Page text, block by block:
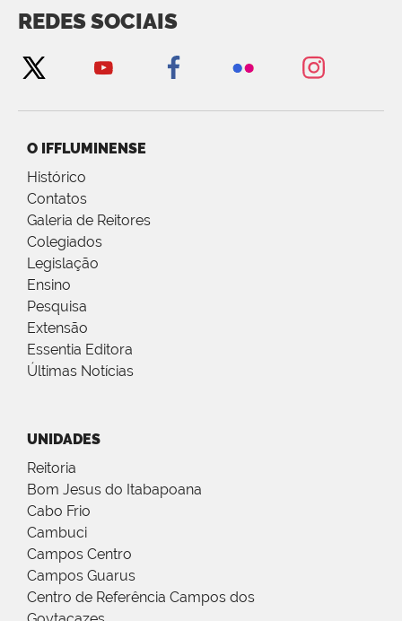
REDES SOCIAIS
O IFFLUMINENSE
Histórico
Contatos
Galeria de Reitores
Colegiados
Legislação
Ensino
Pesquisa
Extensão
Essentia Editora
Últimas Notícias
UNIDADES
Reitoria
Bom Jesus do Itabapoana
Cabo Frio
Cambuci
Campos Centro
Campos Guarus
Centro de Referência Campos dos